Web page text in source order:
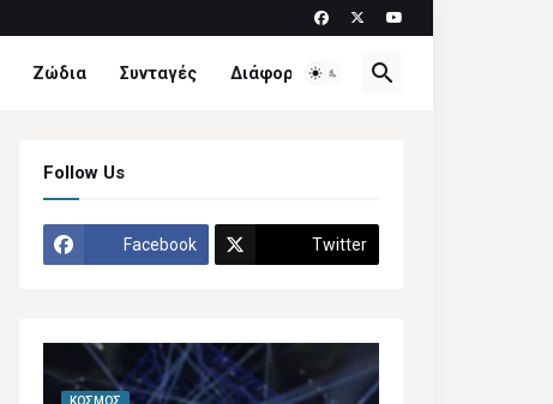
Ζώδια Συνταγές Διάφορα
Follow Us
Facebook Twitter
ΚΌΣΜΟΣ